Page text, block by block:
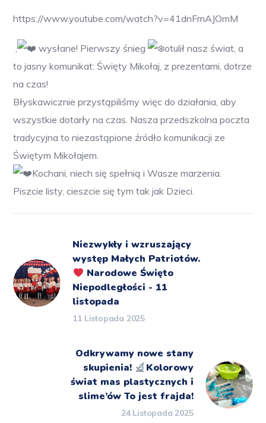
https://www.youtube.com/watch?v=41dnFmAJOmM
, wysłane! Pierwszy śnieg
otulił nasz świat, a
to jasny komunikat: Święty Mikołaj, z prezentami, dotrze
na czas!
Błyskawicznie przystąpiliśmy więc do działania, aby
wszystkiedotarły na czas. Nasza przedszkolna poczta
tradycyjna to niezastąpione źródło komunikacji ze
Świętym Mikołajem.
Kochani, niech się spełnią i Wasze marzenia.
Piszcie listy, cieszcie się tym tak jak Dzieci.
Niezwykły i wzruszający
występ Małych Patriotów.
Narodowe Święto
Niepodległości - 11
listopada
11 Listopada 2025
Odkrywamy nowe stany
skupienia!
Kolorowy
świat mas plastycznych i
slime’ów To jest frajda!
24 Listopada 2025